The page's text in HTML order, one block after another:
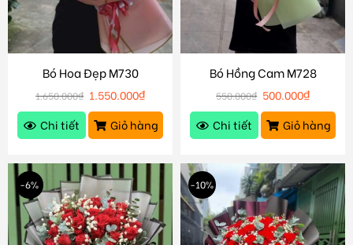
Bó Hoa Đẹp M730
1.650.000₫ 1.550.000₫
Chi tiết
Giỏ hàng
Bó Hồng Cam M728
550.000₫ 500.000₫
Chi tiết
Giỏ hàng
-6% -10%